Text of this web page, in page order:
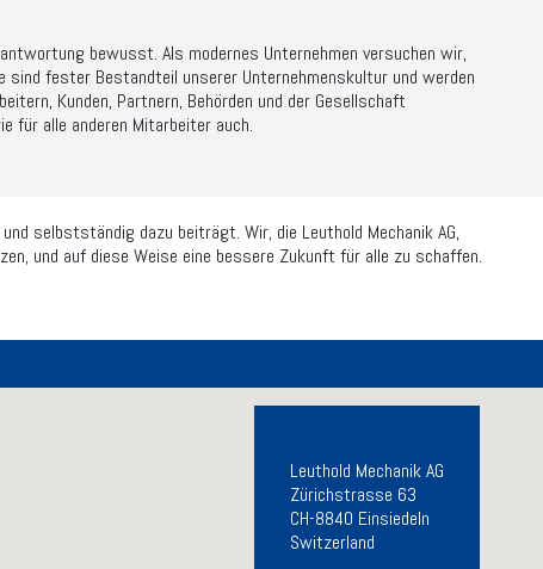
bewusst. Als modernes Unternehmen versuchen wir,
sind fester Bestandteil unserer Unternehmenskultur und werden
Kunden, Partnern, Behörden und der Gesellschaft
für alle anderen Mitarbeiter auch.
selbstständig dazu beiträgt. Wir, die Leuthold Mechanik AG,
und auf diese Weise eine bessere Zukunft für alle zu schaffen.
Leuthold Mechanik AG
Zürichstrasse 63
CH-8840 Einsiedeln
Switzerland